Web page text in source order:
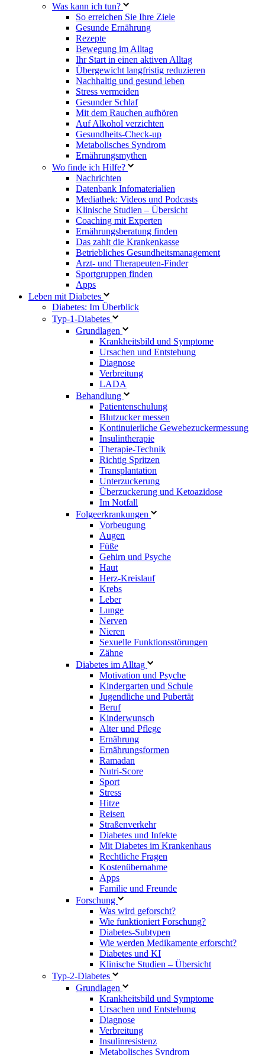
Was kann ich tun?
So erreichen Sie Ihre Ziele
Gesunde Ernährung
Rezepte
Bewegung im Alltag
Ihr Start in einen aktiven Alltag
Übergewicht langfristig reduzieren
Nachhaltig und gesund leben
Stress vermeiden
Gesunder Schlaf
Mit dem Rauchen aufhören
Auf Alkohol verzichten
Gesundheits-Check-up
Metabolisches Syndrom
Ernährungsmythen
Wo finde ich Hilfe?
Nachrichten
Datenbank Infomaterialien
Mediathek: Videos und Podcasts
Klinische Studien – Übersicht
Coaching mit Experten
Ernährungsberatung finden
Das zahlt die Krankenkasse
Betriebliches Gesundheitsmanagement
Arzt- und Therapeuten-Finder
Sportgruppen finden
Apps
Leben mit Diabetes
Diabetes: Im Überblick
Typ-1-Diabetes
Grundlagen
Krankheitsbild und Symptome
Ursachen und Entstehung
Diagnose
Verbreitung
LADA
Behandlung
Patientenschulung
Blutzucker messen
Kontinuierliche Gewebezuckermessung
Insulintherapie
Therapie-Technik
Richtig Spritzen
Transplantation
Unterzuckerung
Überzuckerung und Ketoazidose
Im Notfall
Folgeerkrankungen
Vorbeugung
Augen
Füße
Gehirn und Psyche
Haut
Herz-Kreislauf
Krebs
Leber
Lunge
Nerven
Nieren
Sexuelle Funktionsstörungen
Zähne
Diabetes im Alltag
Motivation und Psyche
Kindergarten und Schule
Jugendliche und Pubertät
Beruf
Kinderwunsch
Alter und Pflege
Ernährung
Ernährungsformen
Ramadan
Nutri-Score
Sport
Stress
Hitze
Reisen
Straßenverkehr
Diabetes und Infekte
Mit Diabetes im Krankenhaus
Rechtliche Fragen
Kostenübernahme
Apps
Familie und Freunde
Forschung
Was wird geforscht?
Wie funktioniert Forschung?
Diabetes-Subtypen
Wie werden Medikamente erforscht?
Diabetes und KI
Klinische Studien – Übersicht
Typ-2-Diabetes
Grundlagen
Krankheitsbild und Symptome
Ursachen und Entstehung
Diagnose
Verbreitung
Insulinresistenz
Metabolisches Syndrom